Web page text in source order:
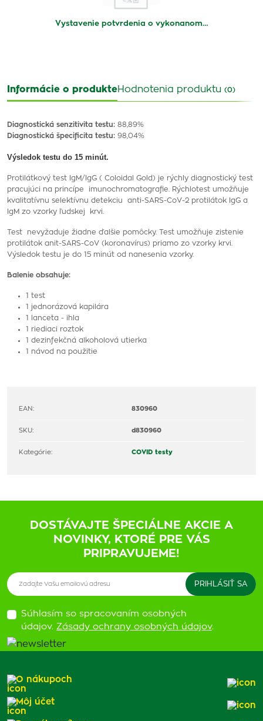
Vystavenie potvrdenia o vykonanom…
Informácie o produkteHodnotenia produktu (0)
Diagnostická senzitivita testu: 88,89%
Diagnostická špecificita testu: 98,04%
Výsledok testu do 15 minút.
Protilátkový test IgM/IgG ( Coloidal Gold) je rýchly diagnostický test
pracujúci na princípe imunochromatografie. Rýchlotest umožňuje
kvalitatívnu selektívnu detekciu anti-SARS-CoV-2 protilátok IgG a
IgM zo vzorky ľudskej krvi.
Test nevyžaduje žiadne ďalšie pomôcky. Test umožňuje zistenie
protilátok anit-SARS-CoV (koronavírus) priamo zo vzorky krvi.
Výsledok testu je do 15 minút od nanesenia vzorky.
Balenie obsahuje:
1 test
1 jednorázová kapilára
1 lanceta - ihla
1 riediaci roztok
1 dezinfekčná alkoholová utierka
1 návod na použitie
EAN: 830960
SKU: d830960
Kategórie: COVID testy
DOSTÁVAJTE ŠPECIÁLNE AKCIE A
NOVINKY, KTORÉ PRE VÁS
PRIPRAVUJEME!
Súhlasím so spracovaním osobných
údajov. Zásady ochrany osobných údajov.
O nákupoch
Môj účet